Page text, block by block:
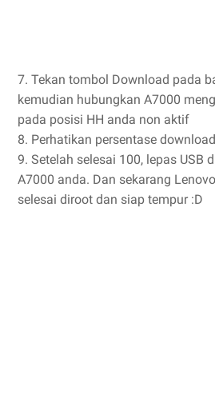
7. Tekan tombol Download pada
kemudian hubungkan A7000
pada posisi HH anda non aktif
8. Perhatikan persentase
9. Setelah selesai 100, lepas USB
A7000 anda. Dan sekarang
selesai diroot dan siap tempur :D